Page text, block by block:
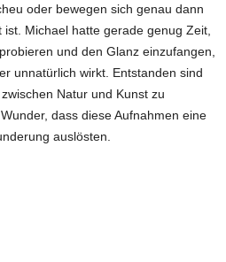
oder bewegen sich genau dann
Michael hatte gerade genug Zeit,
und den Glanz einzufangen,
unnatürlich wirkt. Entstanden sind
Natur und Kunst zu
dass diese Aufnahmen eine
auslösten.